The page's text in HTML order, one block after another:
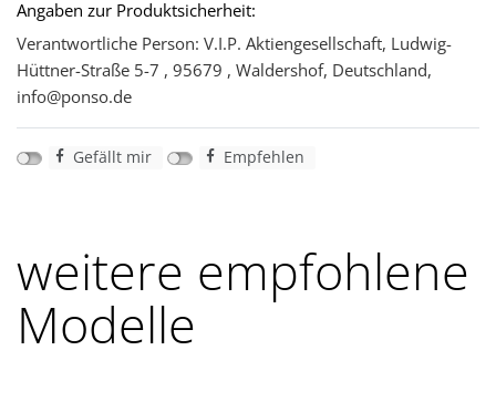
Angaben zur Produktsicherheit:
Verantwortliche Person: V.I.P. Aktiengesellschaft, Ludwig-
Hüttner-Straße 5-7 , 95679 , Waldershof, Deutschland,
info@ponso.de
Gefällt mir Empfehlen
weitere empfohlene
Modelle